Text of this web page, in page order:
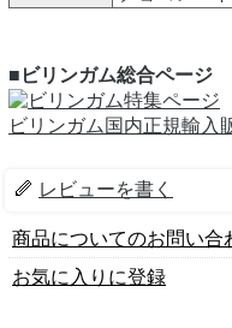
■ビリンガム総合ページ
ビリンガム国内正規輸入
レビューを書く
商品についてのお問い合
お気に入りに登録